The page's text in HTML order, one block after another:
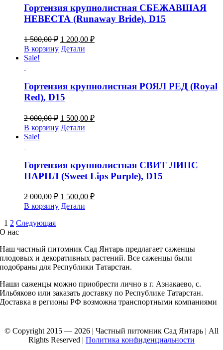
Гортензия крупнолистная СБЕЖАВШАЯ
НЕВЕСТА (Runaway Bride), D15
1 500,00₽ Первоначальная
цена
составляла
1 200,00 ₽Текущая
В корзину Детали
Sale!
Гортензия крупнолистная РОЯЛ РЕД (Royal
Red), D15
2 000,00₽ Первоначальная
цена
составляла
1 500,00 ₽Текущая
В корзину Детали
Sale!
Гортензия крупнолистная СВИТ ЛИПС
ПАРПЛ (Sweet Lips Purple), D15
2 000,00₽ Первоначальная
цена
составляла
1 500,00 ₽Текущая
В корзину Детали
1 2 Следующая
О нас
Наш частный питомникСад Янтарь предлагает саженцы
плодовых и декоративных растений. Все саженцы были
подобраны для Республики Татарстан.
Наши саженцы можно приобрести лично в г. Азнакаево, с.
Ильбяково или заказать доставку по Республике Татарстан.
Доставка в регионы РФ возможна транспортными компаниями
© Copyright 2015 — 2026 | Частный питомник Сад Янтарь | All
Rights Reserved | Политика конфиденциальности